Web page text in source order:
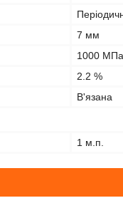
7 мм
1000 МПа
2.2 %
В'язана
1 м.п.